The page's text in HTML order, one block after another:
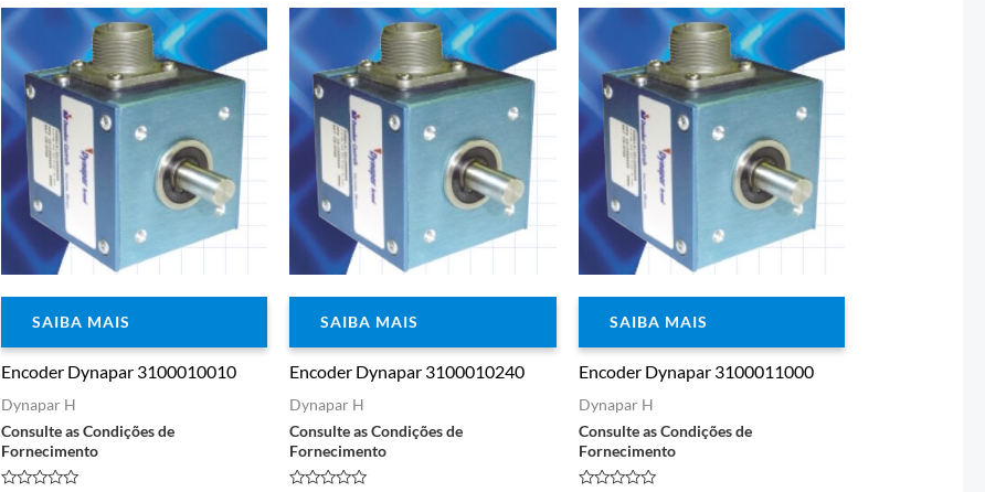
5
SAIBA MAIS
Encoder Dynapar 3100010010
Dynapar H
Consulte as Condições de
Fornecimento
SAIBA MAIS
Encoder Dynapar 3100010240
Dynapar H
Consulte as Condições de
Fornecimento
SAIBA MAIS
Encoder Dynapar 3100011000
Dynapar H
Consulte as Condições de
Fornecimento